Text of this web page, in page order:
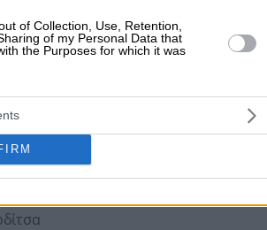
of Collection, Use, Retention,
of my Personal Data that
the Purposes for which it was
Καρδίτσα
Καρδίτσα